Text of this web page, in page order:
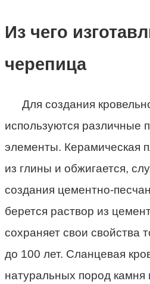
Из чего
черепица
Для создания
используются различные
элементы. Керамическая
из глины и обжигается,
создания цементно-
берется раствор из
сохраняет свои свойства
до 100 лет. Сланцевая
натуральных пород камня